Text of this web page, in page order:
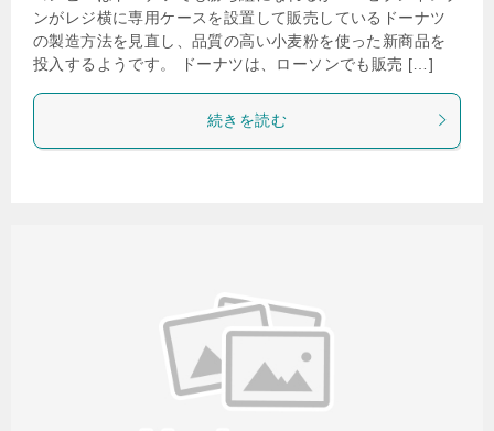
ンがレジ横に専用ケースを設置して販売しているドーナツ
の製造方法を見直し、品質の高い小麦粉を使った新商品を
投入するようです。 ドーナツは、ローソンでも販売 […]
続きを読む